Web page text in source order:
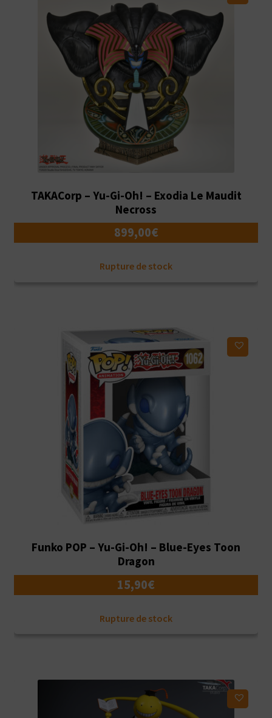
TAKACorp – Yu-Gi-Oh! – Exodia Le Maudit
Necross
899,00€
Rupture de stock
Funko POP – Yu-Gi-Oh! – Blue-Eyes Toon
Dragon
15,90€
Rupture de stock
Ajouter à ma liste d'envies
Ajouter à ma liste d'envies